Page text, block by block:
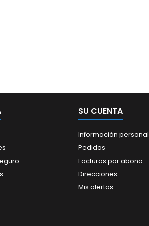
SU CUENTA
Información personal
Pedidos
Facturas por abono
Direcciones
Mis alertas